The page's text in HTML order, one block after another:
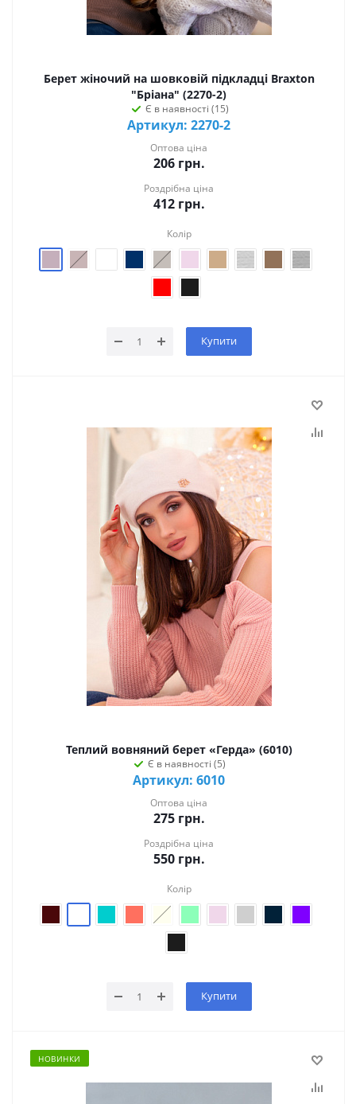
Берет жіночий на шовковій підкладці Braxton
"Бріана" (2270-2)
Є в наявності (15)
Артикул: 2270-2
Оптова ціна
206грн.
Роздрібна ціна
412грн.
Колір
Купити
Теплий вовняний берет «Герда» (6010)
Є в наявності (5)
Артикул: 6010
Оптова ціна
275грн.
Роздрібна ціна
550грн.
Колір
Купити
НОВИНКИ